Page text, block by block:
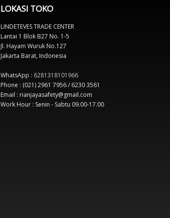
LOKASI TOKO
LINDETEVES TRADE CENTER
Lantai 1 Blok B27 No. 1-5
Jl. Hayam Wuruk No.127
Jakarta Barat, Indonesia
WhatsApp : 6281318101966
Phone : (021) 2961 7956 / 6230 3561
Email : rianjayasafety@gmail.com
Work Hour : Senin - Sabtu 09.00-17.00